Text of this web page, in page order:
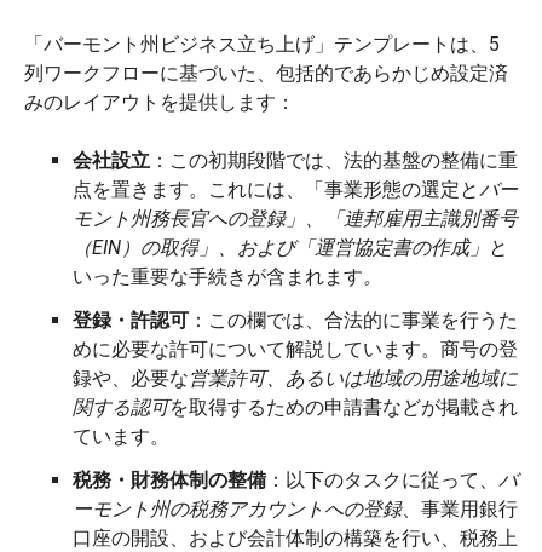
「バーモント州ビジネス立ち上げ」テンプレートは、5
列ワークフローに基づいた、包括的であらかじめ設定済
みのレイアウトを提供します：
会社設立 ：この初期段階では、法的基盤の整備に重
点を置きます。これには、「事業形態の選定とバー
モント州務長官への登録」、「連邦雇用主識別番号
（EIN）の取得」、および「運営協定書の作成」 と
いった重要な手続きが含まれます。
登録・許認可 ：この欄では、合法的に事業を行うた
めに必要な許可について解説しています。商号の登
録や、必要な営業許可、あるいは地域の用途地域に
関する認可を取得するための申請書などが掲載され
ています。
税務・財務体制の整備 ：以下のタスクに従って、 バ
ーモント州の税務アカウントへの登録、事業用銀行
口座の開設、および会計体制の構築を行い、税務上